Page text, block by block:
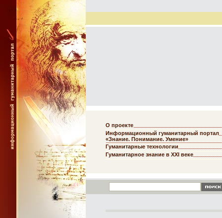
О проекте
Информационный гуманитарный портал
«Знание. Понимание. Умение»
Гуманитарные технологии
Гуманитарное знание в XXI веке